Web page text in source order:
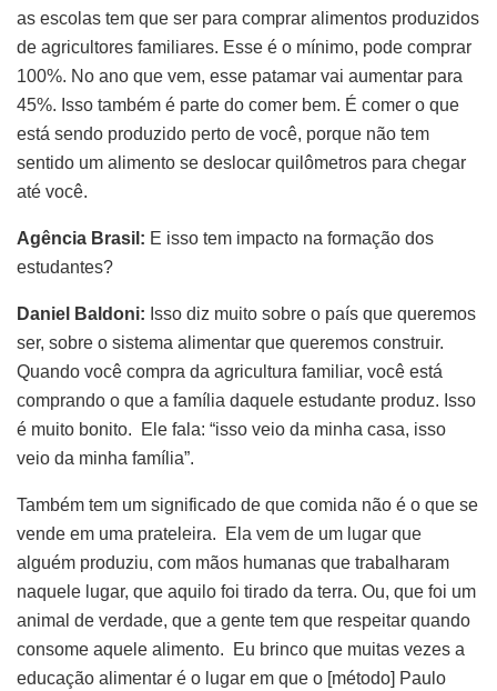
as escolas tem que ser para comprar alimentos produzidos
de agricultores familiares. Esse é o mínimo, pode comprar
100%. No ano que vem, esse patamar vai aumentar para
45%. Isso também é parte do comer bem. É comer o que
está sendo produzido perto de você, porque não tem
sentido um alimento se deslocar quilômetros para chegar
até você.
Agência Brasil: E isso tem impacto na formação dos
estudantes?
Daniel Baldoni: Isso diz muito sobre o país que queremos
ser, sobre o sistema alimentar que queremos construir.
Quando você compra da agricultura familiar, você está
comprando o que a família daquele estudante produz. Isso
é muito bonito. Ele fala: “isso veio da minha casa, isso
veio da minha família”.
Também tem um significado de que comida não é o que se
vende em uma prateleira. Ela vem de um lugar que
alguém produziu, com mãos humanas que trabalharam
naquele lugar, que aquilo foi tirado da terra. Ou, que foi um
animal de verdade, que a gente tem que respeitar quando
consome aquele alimento. Eu brinco que muitas vezes a
educação alimentar é o lugar em que o [método] Paulo